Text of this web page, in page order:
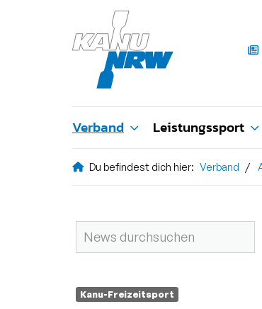
Verband Leistungssport
Du befindest dich hier: Verband
Kanu-Freizeitsport